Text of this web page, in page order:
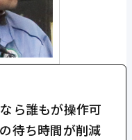
ら誰もが操作可
待ち時間が削減